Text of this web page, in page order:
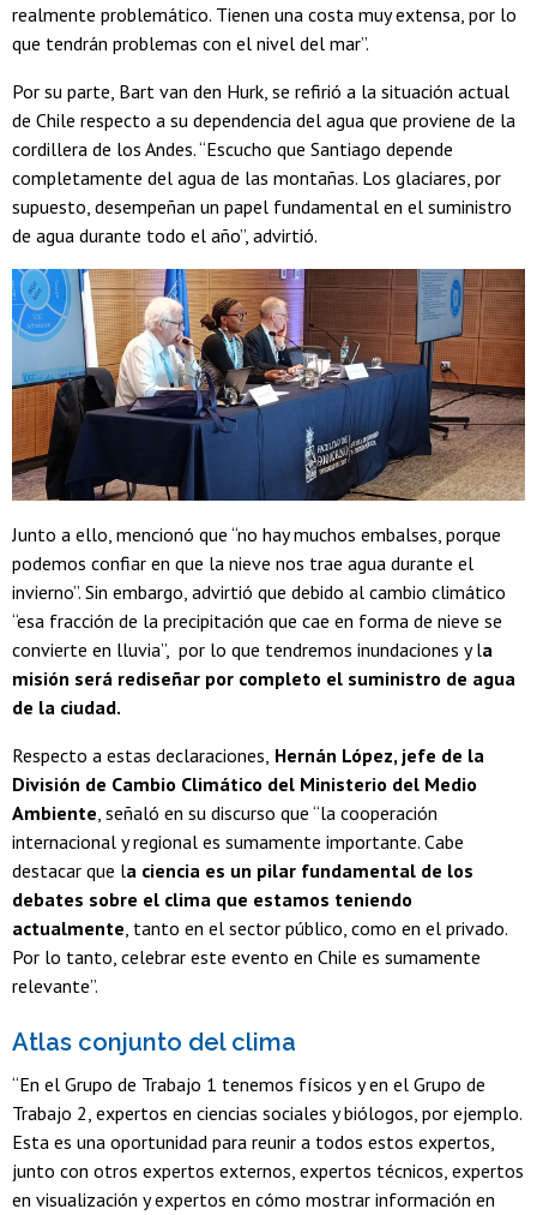
realmente problemático. Tienen una costa muy extensa, por lo
que tendrán problemas con el nivel del mar”.
Por su parte, Bart van den Hurk, se refirió a la situación actual
de Chile respecto a su dependencia del agua que proviene de la
cordillera de los Andes. “Escucho que Santiago depende
completamente del agua de las montañas. Los glaciares, por
supuesto, desempeñan un papel fundamental en el suministro
de agua durante todo el año”, advirtió.
Junto a ello, mencionó que “no hay muchos embalses, porque
podemos confiar en que la nieve nos trae agua durante el
invierno”. Sin embargo, advirtió que debido al cambio climático
“esa fracción de la precipitación que cae en forma de nieve se
convierte en lluvia”, por lo que tendremos inundaciones y la
misión será rediseñar por completo el suministro de agua
de la ciudad.
Respecto a estas declaraciones, Hernán López, jefe de la
División de Cambio Climático del Ministerio del Medio
Ambiente , señaló en su discurso que “la cooperación
internacional y regional es sumamente importante. Cabe
destacar que la ciencia es un pilar fundamental de los
debates sobre el clima que estamos teniendo
actualmente , tanto en el sector público, como en el privado.
Por lo tanto, celebrar este evento en Chile es sumamente
relevante”.
Atlas conjunto del clima
“En el Grupo de Trabajo 1 tenemos físicos y en el Grupo de
Trabajo 2, expertos en ciencias sociales y biólogos, por ejemplo.
Esta es una oportunidad para reunir a todos estos expertos,
junto con otros expertos externos, expertos técnicos, expertos
en visualización y expertos en cómo mostrar información en